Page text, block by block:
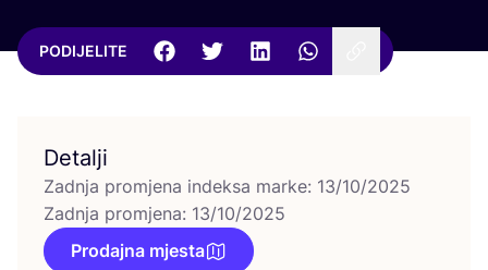
PODIJELITE
Detalji
Zadnja promjena indeksa marke: 13/10/2025
Zadnja promjena: 13/10/2025
Prodajna mjesta